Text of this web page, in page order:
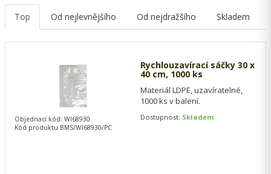
Top Od nejlevnějšího Od nejdražšího Skladem
Rychlouzavírací sáčky 30 x
40 cm, 1000 ks
Materiál LDPE, uzavíratelné,
1000 ks v balení.
Dostupnost: Skladem
Objednací kód: WI68930
Kód produktu BMS/WI68930/PC